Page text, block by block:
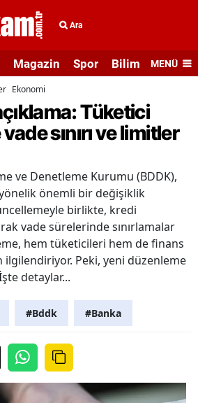
Ara
Magazin Spor Bilim veMENÜ
Ekonomi
Tüketici
sınırı ve limitler
ve Denetleme Kurumu (BDDK),
önemli bir değişiklik
birlikte, kredi
vade sürelerinde sınırlamalar
hem tüketicileri hem de finans
ilgilendiriyor. Peki, yeni düzenleme
detaylar...
#Bddk #Banka